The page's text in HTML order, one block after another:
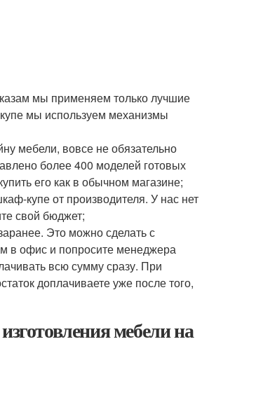
мы применяем только лучшие
мы используем механизмы
мебели, вовсе не обязательно
более 400 моделей готовых
его как в обычном магазине;
купе от производителя. У нас нет
свой бюджет;
Это можно сделать с
в офис и попросите менеджера
всю сумму сразу. При
доплачиваете уже после того,
мебели на